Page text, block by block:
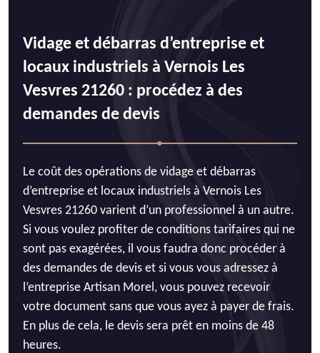
Vidage et débarras d’entreprise et
locaux industriels à Vernois Les
Vesvres 21260 : procédez à des
demandes de devis
Le coût des opérations de vidage et débarras
d’entreprise et locaux industriels à Vernois Les
Vesvres 21260 varient d’un professionnel à un autre.
Si vous voulez profiter de conditions tarifaires qui ne
sont pas exagérées, il vous faudra donc procéder à
des demandes de devis et si vous vous adressez à
l’entreprise Artisan Morel, vous pouvez recevoir
votre document sans que vous ayez à payer de frais.
En plus de cela, le devis sera prêt en moins de 48
heures.